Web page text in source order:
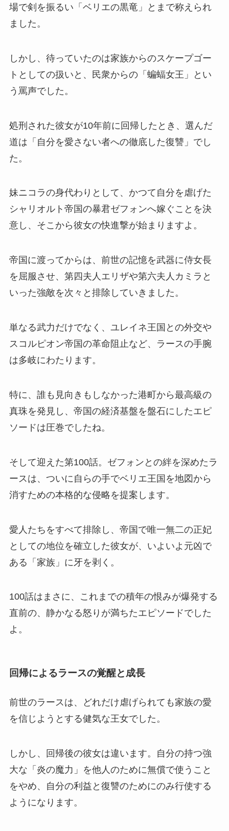
場で剣を振るい「ベリエの黒竜」とまで称えられ
ました。
しかし、待っていたのは家族からのスケープゴー
トとしての扱いと、民衆からの「蝙蝠女王」とい
う罵声でした。
処刑された彼女が10年前に回帰したとき、選んだ
道は「自分を愛さない者への徹底した復讐」でし
た。
妹ニコラの身代わりとして、かつて自分を虐げた
シャリオルト帝国の暴君ゼフォンへ嫁ぐことを決
意し、そこから彼女の快進撃が始まりますよ。
帝国に渡ってからは、前世の記憶を武器に侍女長
を屈服させ、第四夫人エリザや第六夫人カミラと
いった強敵を次々と排除していきました。
単なる武力だけでなく、ユレイネ王国との外交や
スコルピオン帝国の革命阻止など、ラースの手腕
は多岐にわたります。
特に、誰も見向きもしなかった港町から最高級の
真珠を発見し、帝国の経済基盤を盤石にしたエピ
ソードは圧巻でしたね。
そして迎えた第100話。ゼフォンとの絆を深めたラ
ースは、ついに自らの手でベリエ王国を地図から
消すための本格的な侵略を提案します。
愛人たちをすべて排除し、帝国で唯一無二の正妃
としての地位を確立した彼女が、いよいよ元凶で
ある「家族」に牙を剥く。
100話はまさに、これまでの積年の恨みが爆発する
直前の、静かなる怒りが満ちたエピソードでした
よ。
回帰によるラースの覚醒と成長
前世のラースは、どれだけ虐げられても家族の愛
を信じようとする健気な王女でした。
しかし、回帰後の彼女は違います。自分の持つ強
大な「炎の魔力」を他人のために無償で使うこと
をやめ、自分の利益と復讐のためにのみ行使する
ようになります。